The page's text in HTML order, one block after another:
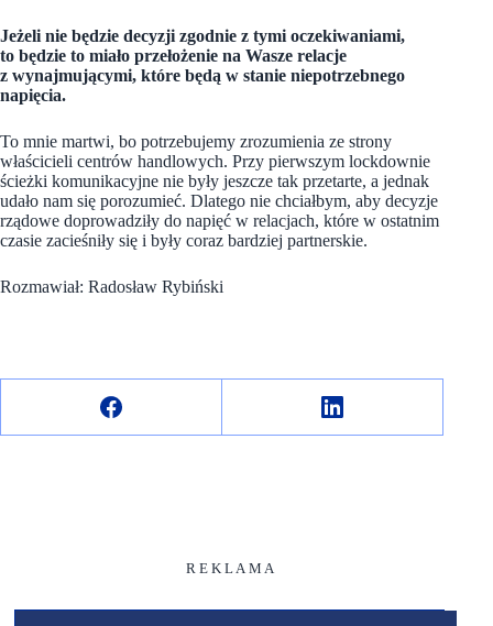
Jeżeli nie będzie decyzji zgodnie z tymi oczekiwaniami,
to będzie to miało przełożenie na Wasze relacje
z wynajmującymi, które będą w stanie niepotrzebnego
napięcia.
To mnie martwi, bo potrzebujemy zrozumienia ze strony
właścicieli centrów handlowych. Przy pierwszym lockdownie
ścieżki komunikacyjne nie były jeszcze tak przetarte, a jednak
udało nam się porozumieć. Dlatego nie chciałbym, aby decyzje
rządowe doprowadziły do napięć w relacjach, które w ostatnim
czasie zacieśniły się i były coraz bardziej partnerskie.
Rozmawiał: Radosław Rybiński
R E K L A M A